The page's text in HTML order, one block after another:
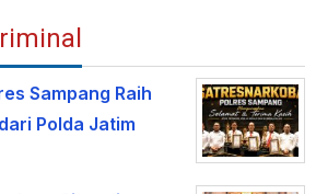
Sampang Raih
Polda Jatim